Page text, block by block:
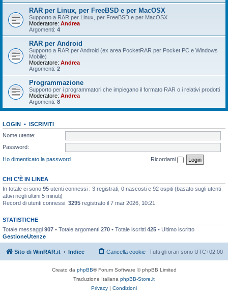
RAR per Linux, per FreeBSD e per MacOSX
Supporto a RAR per Linux, per FreeBSD e per MacOSX
Moderatore: Andrea
Argomenti: 4
RAR per Android
Supporto a RAR per Android (ex area PocketRAR per Pocket PC e Windows
Mobile)
Moderatore: Andrea
Argomenti: 2
Programmazione
Supporto per i programmatori che impiegano il formato RAR o i relativi prodotti
Moderatore: Andrea
Argomenti: 8
LOGIN • ISCRIVITI
Nome utente:
Password:
Ho dimenticato la password
Ricordami
CHI C’È IN LINEA
In totale ci sono 95 utenti connessi : 3 registrati, 0 nascosti e 92 ospiti (basato sugli utenti
attivi negli ultimi 5 minuti)
Record di utenti connessi: 3295 registrato il 7 mar 2026, 10:21
STATISTICHE
Totale messaggi 907 • Totale argomenti 270 • Totale iscritti 425 • Ultimo iscritto
GestioneUtenze
Sito di WinRAR.it Indice Tutti gli orari sono UTC+02:00
Cancella cookie
Creato da phpBB® Forum Software © phpBB Limited
Traduzione Italiana phpBB-Store.it
Privacy | Condizioni